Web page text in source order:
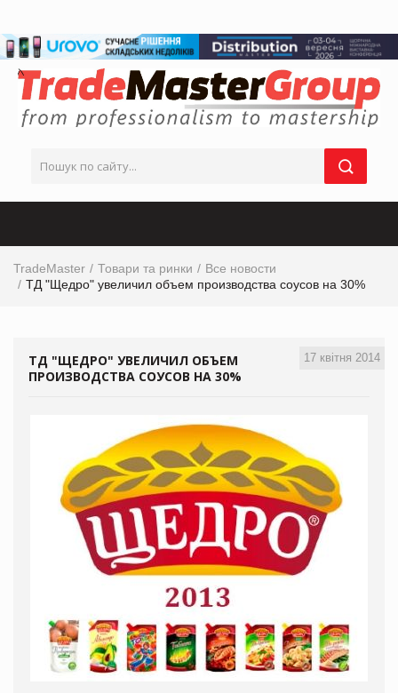
TradeMaster Товари та ринки
Все новости
ТД "Щедро" увеличил объем производства соусов на 30%
17 квітня 2014
ТД "ЩЕДРО" УВЕЛИЧИЛ ОБЪЕМ
ПРОИЗВОДСТВА СОУСОВ НА 30%